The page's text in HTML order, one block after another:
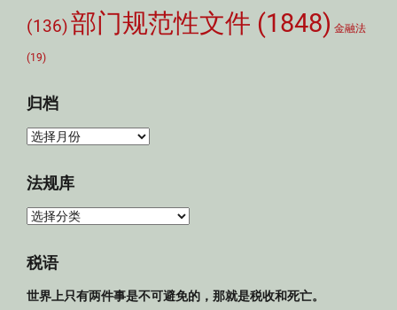
(136)部门规范性文件 (1848) 金融法
(19)
归档
归
法规库
法
库
税语
世界上只有两件事是不可避免的，那就是税收和死亡。